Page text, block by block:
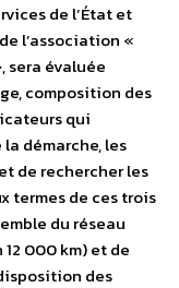
de l’État et
l’association «
sera évaluée
composition des
qui
démarche, les
de rechercher les
termes de ces trois
du réseau
000 km) et de
des